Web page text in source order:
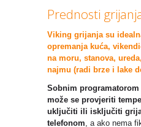
Prednosti
Viking grijanja su
opremanja kuća,
na moru, stanova,
najmu (radi brze i lake
Sobnim programatorom
može se provjeriti
uključiti ili isključiti
telefonom, a ako nema